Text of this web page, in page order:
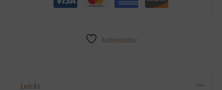
Kedvencekhez
Leírás